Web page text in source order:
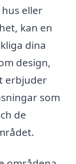
eller
kan en
dina
design,
erbjuder
som
de